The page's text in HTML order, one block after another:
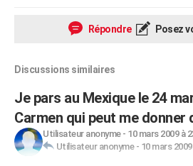
Répondre Posez
Discussions similaires
Je pars au Mexique le 24
Carmen qui peut me donner
Utilisateur anonyme- 10 mars 2009 à
Utilisateur anonyme- 10 mars